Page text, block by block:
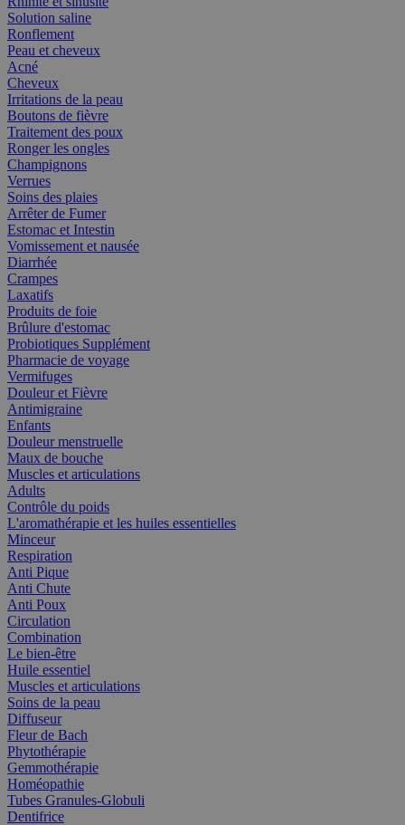
Solution saline
Ronflement
Peau et cheveux
Acné
Cheveux
Irritations de la peau
Boutons de fièvre
Traitement des poux
Ronger les ongles
Champignons
Verrues
Soins des plaies
Arrêter de Fumer
Estomac et Intestin
Vomissement et nausée
Diarrhée
Crampes
Laxatifs
Produits de foie
Brûlure d'estomac
Probiotiques Supplément
Pharmacie de voyage
Vermifuges
Douleur et Fièvre
Antimigraine
Enfants
Douleur menstruelle
Maux de bouche
Muscles et articulations
Adults
Contrôle du poids
L'aromathérapie et les huiles essentielles
Minceur
Respiration
Anti Pique
Anti Chute
Anti Poux
Circulation
Combination
Le bien-être
Huile essentiel
Muscles et articulations
Soins de la peau
Diffuseur
Fleur de Bach
Phytothérapie
Gemmothérapie
Homéopathie
Tubes Granules-Globuli
Dentifrice